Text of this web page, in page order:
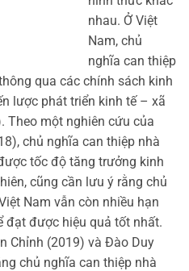
nhau. Ở Việt
Nam, chủ
nghĩa can thiệp
qua các chính sách kinh
lược phát triển kinh tế – xã
Theo một nghiên cứu của
chủ nghĩa can thiệp nhà
tốc độ tăng trưởng kinh
cũng cần lưu ý rằng chủ
Nam vẫn còn nhiều hạn
đạt được hiệu quả tốt nhất.
Chỉnh (2019) và Đào Duy
chủ nghĩa can thiệp nhà